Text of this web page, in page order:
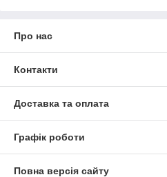
Про нас
Контакти
Доставка та оплата
Графік роботи
Повна версія сайту